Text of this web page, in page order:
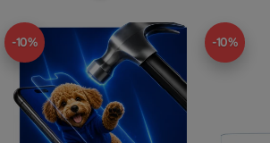
-10% -10%